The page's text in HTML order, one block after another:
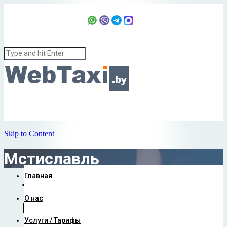
Главная
О нас
Услуги / Тарифы
Skip to Content
Мстиславль
Такси Минск –
Мстиславль